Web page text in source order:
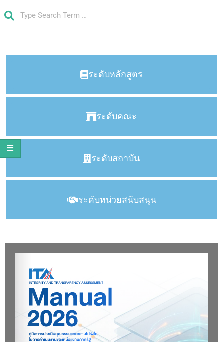
ระดับหลักสูตร
ระดับคณะ
ระดับสถาบัน
ระดับหน่วยสนับสนุน